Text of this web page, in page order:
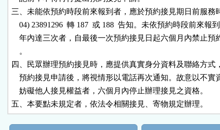
三、未能依預約時段前來報到者，應於預約接見期日前服務
04) 23891296  轉 187  或 188  告知。未依預約時段前來報
年內達三次者，自最後一次預約接見日起六個月內禁止預
    。
四、民眾辦理預約接見時，應提供真實身分資料及聯絡方式
預約接見申請後，將視情形以電話再次通知。故意以不實
    妨礙他人接見權益者，六個月內停止辦理接見之資格。
五、本要點未規定者，依法令相關接見、寄物規定辦理。